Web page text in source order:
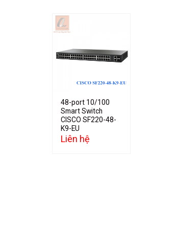
Add to
48-port 10/100
Smart Switch
CISCO SF220-48-
K9-EU
Liên hệ